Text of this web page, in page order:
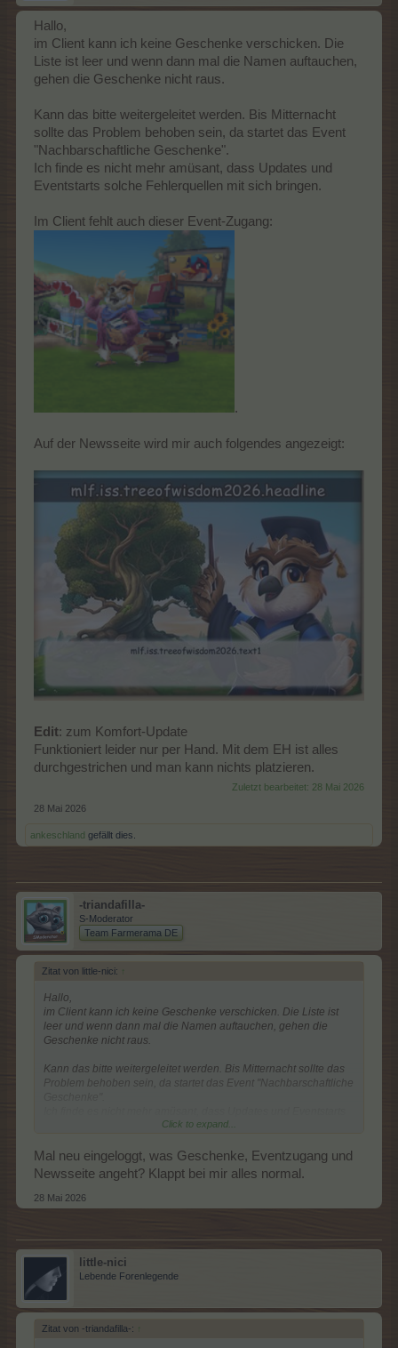
Hallo,
im Client kann ich keine Geschenke verschicken. Die
Liste ist leer und wenn dann mal die Namen auftauchen,
gehen die Geschenke nicht raus.
Kann das bitte weitergeleitet werden. Bis Mitternacht
sollte das Problem behoben sein, da startet das Event
"Nachbarschaftliche Geschenke".
Ich finde es nicht mehr amüsant, dass Updates und
Eventstarts solche Fehlerquellen mit sich bringen.
Im Client fehlt auch dieser Event-Zugang:
.
Auf der Newsseite wird mir auch folgendes angezeigt:
Edit: zum Komfort-Update
Funktioniert leider nur per Hand. Mit dem EH ist alles
durchgestrichen und man kann nichts platzieren.
Zuletzt bearbeitet: 28 Mai 2026
28 Mai 2026
ankeschland gefällt dies.
-triandafilla-
S-Moderator
Team Farmerama DE
Zitat von little-nici: ↑
Hallo,
im Client kann ich keine Geschenke verschicken. Die Liste ist
leer und wenn dann mal die Namen auftauchen, gehen die
Geschenke nicht raus.
Kann das bitte weitergeleitet werden. Bis Mitternacht sollte das
Problem behoben sein, da startet das Event "Nachbarschaftliche
solche Fehlerquellen mit sich bringen.
Im Client fehlt auch dieser Event-Zugang:
Click to expand...
Mal neu eingeloggt, was Geschenke, Eventzugang und
Newsseite angeht? Klappt bei mir alles normal.
28 Mai 2026
little-nici
Lebende Forenlegende
Zitat von -triandafilla-: ↑